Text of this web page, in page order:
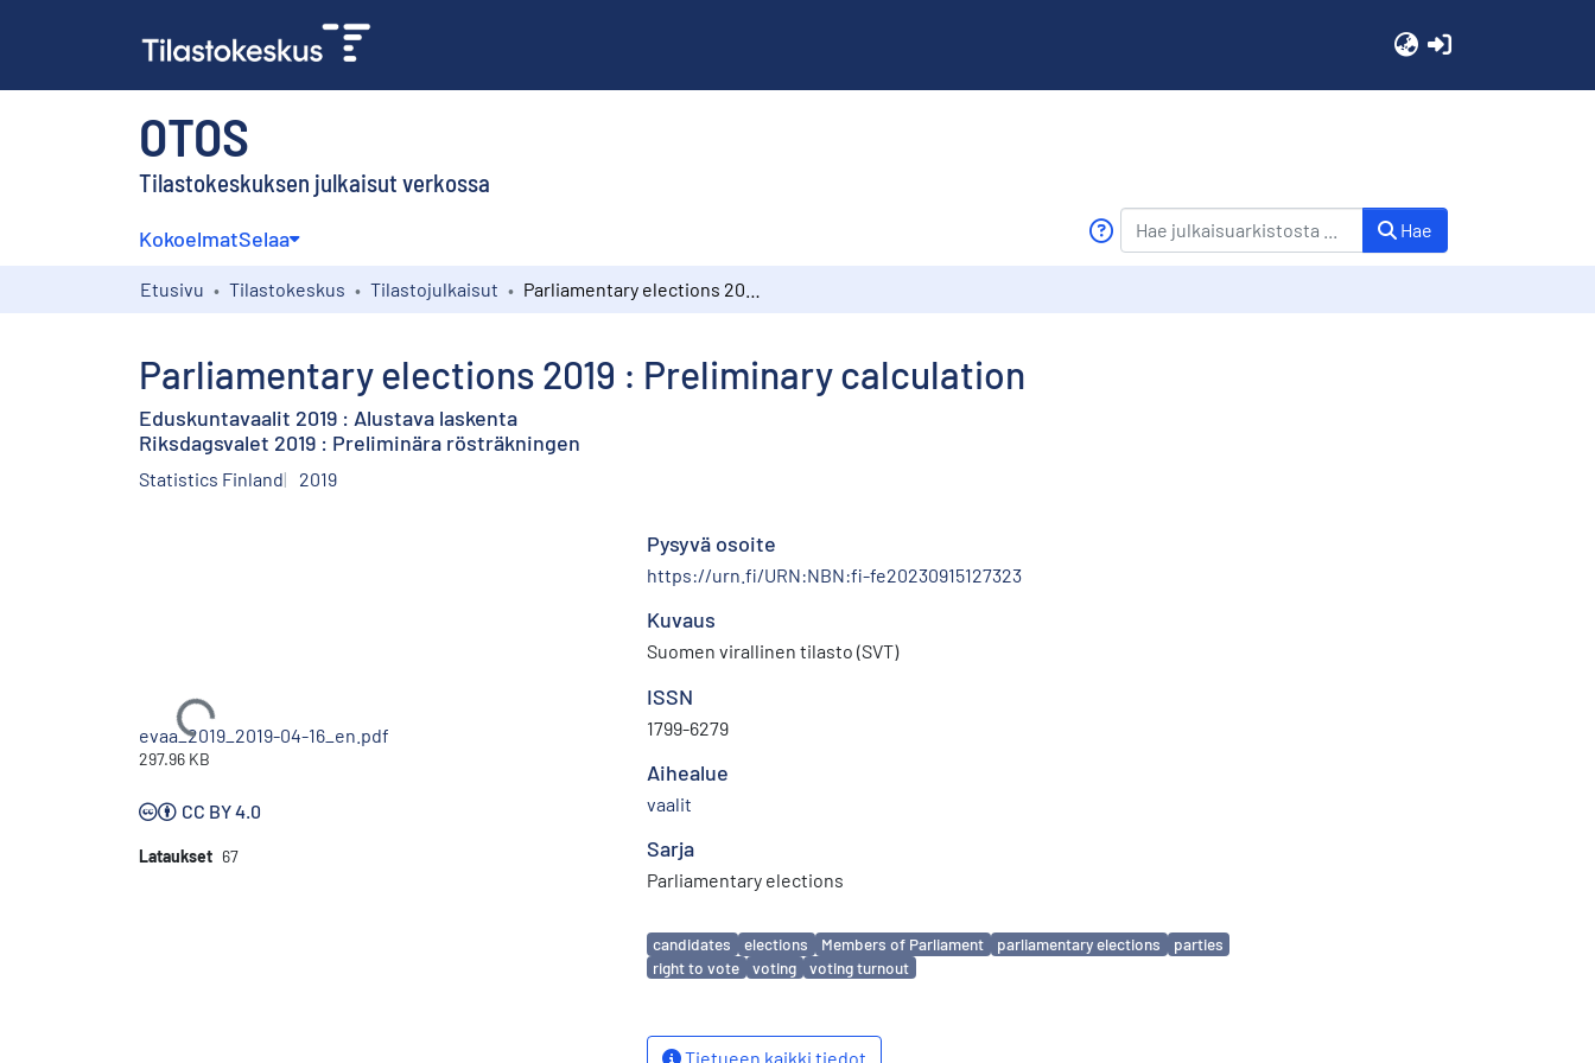
OTOS
Tilastokeskuksen julkaisut verkossa
KokoelmatSelaa Hae
Etusivu Tilastokeskus Tilastojulkaisut
Parliamentary elections 2019 : Preliminary calculation
Eduskuntavaalit 2019 : Alustava laskenta
Riksdagsvalet 2019 : Preliminära rösträkningen
Statistics Finland 2019
Ladataan...
evaa_2019_2019-04-16_en.pdf
297.96 KB
CC BY 4.0
Lataukset 67
Pysyvä osoite
https://urn.fi/URN:NBN:fi-fe20230915127323
Kuvaus
Suomen virallinen tilasto (SVT)
ISSN
1799-6279
Aihealue
vaalit
Sarja
Parliamentary elections
Avainsanat
candidates elections Members of Parliament parliamentary elections
parties
right to vote
voting voting turnout
Tietueen kaikki tiedot